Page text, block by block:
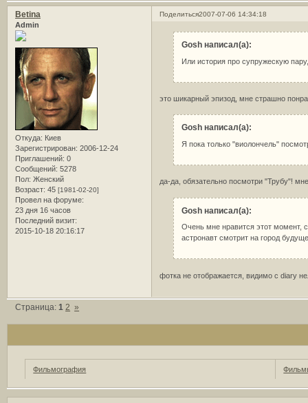
Поделиться2007-07-06 14:34:18
Betina
Admin
Откуда: Киев
Зарегистрирован: 2006-12-24
Приглашений: 0
Сообщений: 5278
Пол: Женский
Возраст: 45 [1981-02-20]
Провел на форуме:
23 дня 16 часов
Последний визит:
2015-10-18 20:16:17
Gosh написал(а):
Или история про супружескую
это шикарный эпизод, мне страшно
Gosh написал(а):
Я пока только "виолончель"
да-да, обязательно посмотри "Трубу"!
Gosh написал(а):
Очень мне нравится этот момент,
астронавт смотрит на город
фотка не отображается, видимо с diary
Страница:1 2 »
Фильмография